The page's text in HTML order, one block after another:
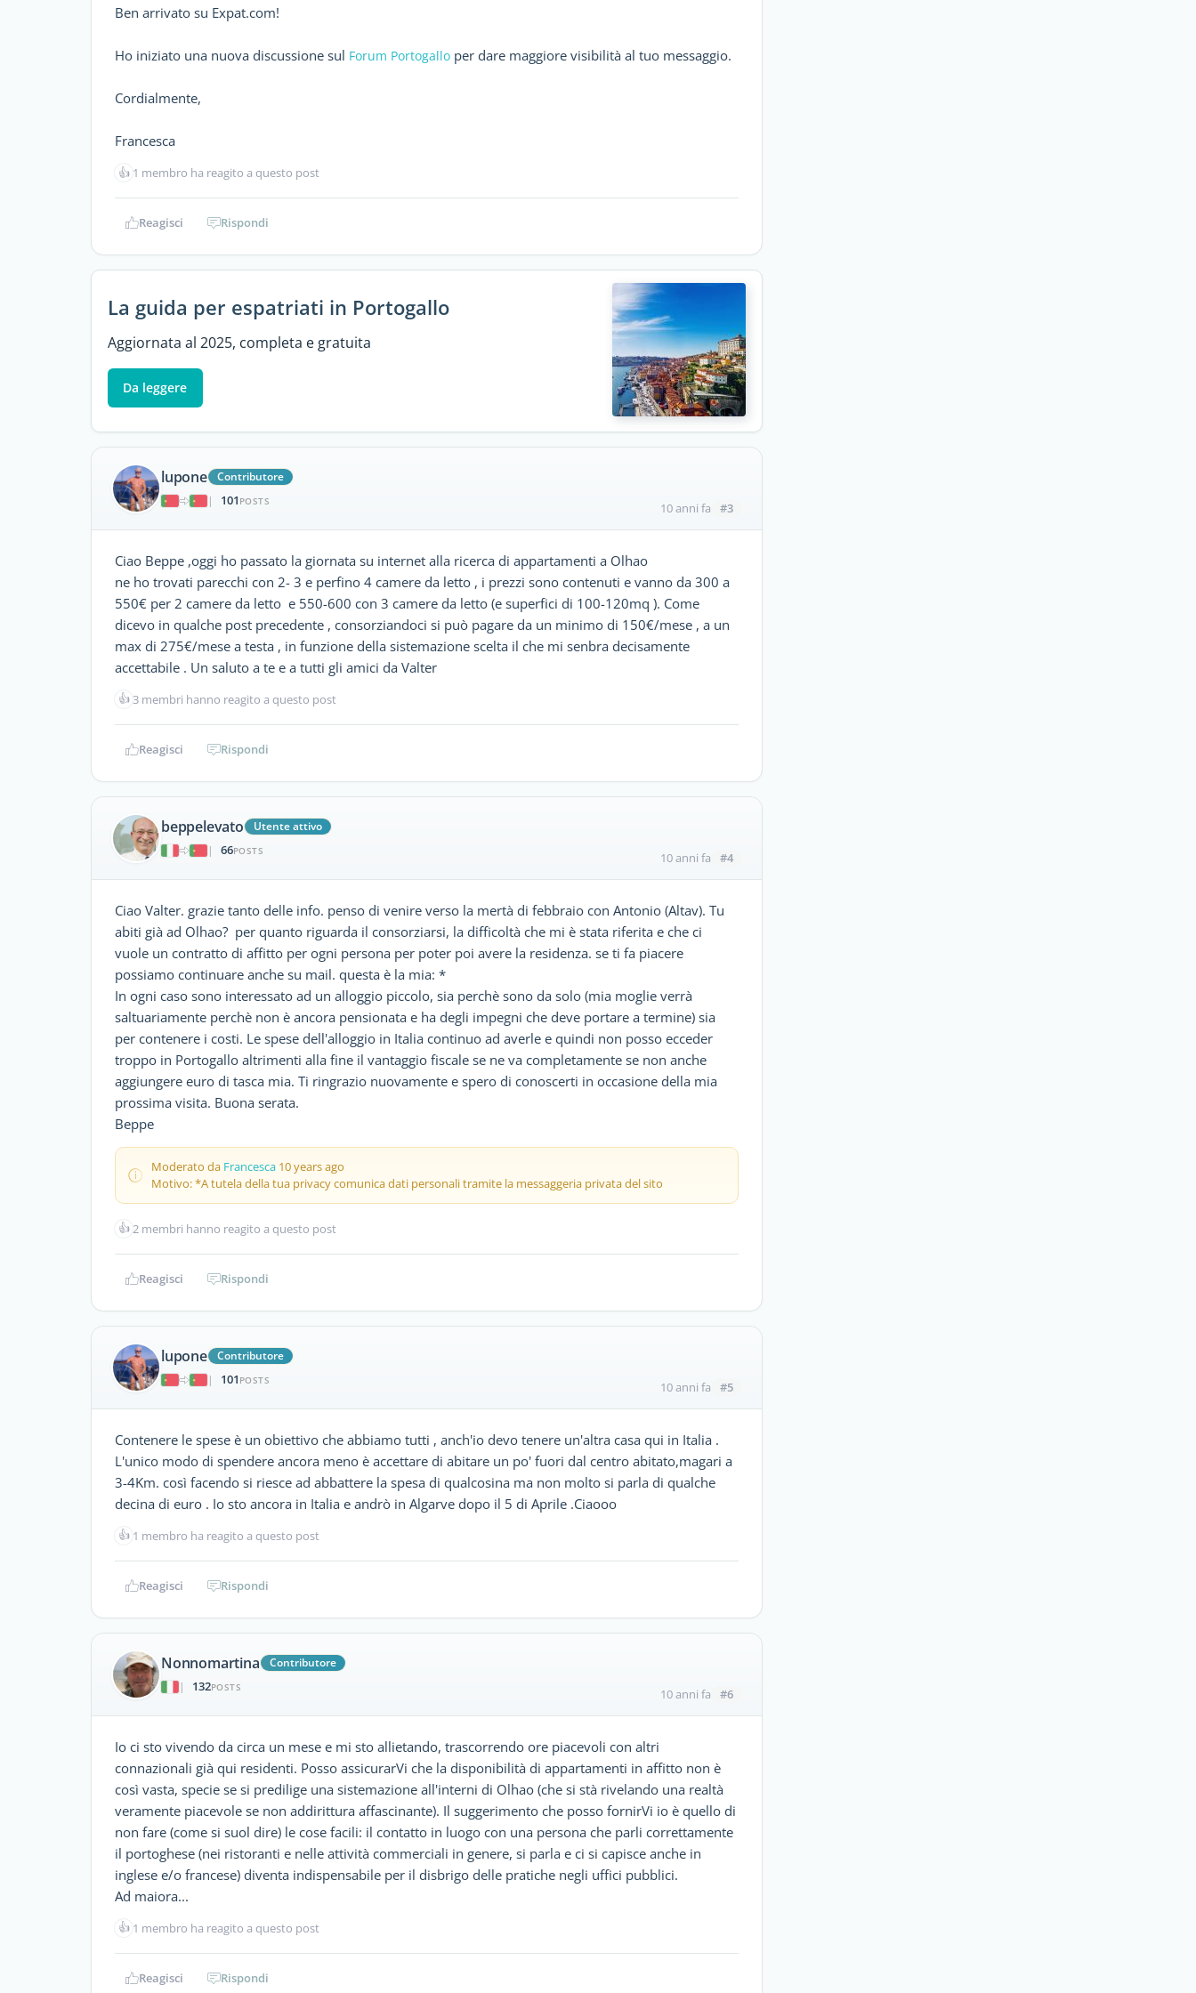
Ben arrivato su Expat.com!
Ho iniziato una nuova discussione sul Forum Portogallo per dare maggiore visibilità al tuo messaggio.
Cordialmente,
Francesca
👍 1 membro ha reagito a questo post
Reagisci Rispondi
La guida per espatriati in Portogallo
Aggiornata al 2025, completa e gratuita
Da leggere
lupone
Contributore
|
101 POSTS 10 anni fa #3
Ciao Beppe ,oggi ho passato la giornata su internet alla ricerca di appartamenti a Olhao
ne ho trovati parecchi con 2- 3 e perfino 4 camere da letto , i prezzi sono contenuti e vanno da 300 a
550€ per 2 camere da letto e 550-600 con 3 camere da letto (e superfici di 100-120mq ). Come
dicevo in qualche post precedente , consorziandoci si può pagare da un minimo di 150€/mese , a un
max di 275€/mese a testa , in funzione della sistemazione scelta il che mi senbra decisamente
accettabile . Un saluto a te e a tutti gli amici da Valter
👍3 membri hanno reagito a questo post
Reagisci Rispondi
beppelevato
Utente attivo
|
66POSTS 10 anni fa #4
Ciao Valter. grazie tanto delle info. penso di venire verso la mertà di febbraio con Antonio (Altav). Tu
abiti già ad Olhao? per quanto riguarda il consorziarsi, la difficoltà che mi è stata riferita e che ci
vuole un contratto di affitto per ogni persona per poter poi avere la residenza. se ti fa piacere
possiamo continuare anche su mail. questa è la mia: *
In ogni caso sono interessato ad un alloggio piccolo, sia perchè sono da solo (mia moglie verrà
saltuariamente perchè non è ancora pensionata e ha degli impegni che deve portare a termine) sia
per contenere i costi. Le spese dell'alloggio in Italia continuo ad averle e quindi non posso ecceder
troppo in Portogallo altrimenti alla fine il vantaggio fiscale se ne va completamente se non anche
aggiungere euro di tasca mia. Ti ringrazio nuovamente e spero di conoscerti in occasione della mia
prossima visita. Buona serata.
Beppe
Moderato da Francesca 10 years ago
Motivo: *A tutela della tua privacy comunica dati personali tramite la messaggeria privata del sito
👍2 membri hanno reagito a questo post
Reagisci Rispondi
lupone
Contributore
|
101 POSTS 10 anni fa #5
Contenere le spese è un obiettivo che abbiamo tutti , anch'io devo tenere un'altra casa qui in Italia .
L'unico modo di spendere ancora meno è accettare di abitare un po' fuori dal centro abitato,magari a
3-4Km. così facendo si riesce ad abbattere la spesa di qualcosina ma non molto si parla di qualche
decina di euro . Io sto ancora in Italia e andrò in Algarve dopo il 5 di Aprile .Ciaooo
👍 1 membro ha reagito a questo post
Reagisci Rispondi
Nonnomartina
Contributore
|
132POSTS 10 anni fa #6
Io ci sto vivendo da circa un mese e mi sto allietando, trascorrendo ore piacevoli con altri
connazionali già qui residenti. Posso assicurarVi che la disponibilità di appartamenti in affitto non è
così vasta, specie se si predilige una sistemazione all'interni di Olhao (che si stà rivelando una realtà
veramente piacevole se non addirittura affascinante). Il suggerimento che posso fornirVi io è quello di
non fare (come si suol dire) le cose facili: il contatto in luogo con una persona che parli correttamente
il portoghese (nei ristoranti e nelle attività commerciali in genere, si parla e ci si capisce anche in
inglese e/o francese) diventa indispensabile per il disbrigo delle pratiche negli uffici pubblici.
Ad maiora...
👍 1 membro ha reagito a questo post
Reagisci Rispondi